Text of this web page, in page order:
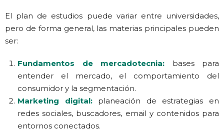
El plan de estudios puede variar entre universidades,
pero de forma general, las materias principales pueden
ser:
Fundamentos de mercadotecnia: bases para
entender el mercado, el comportamiento del
consumidor y la segmentación.
Marketing digital:planeación de estrategias en
redes sociales, buscadores, email y contenidos para
entornos conectados.